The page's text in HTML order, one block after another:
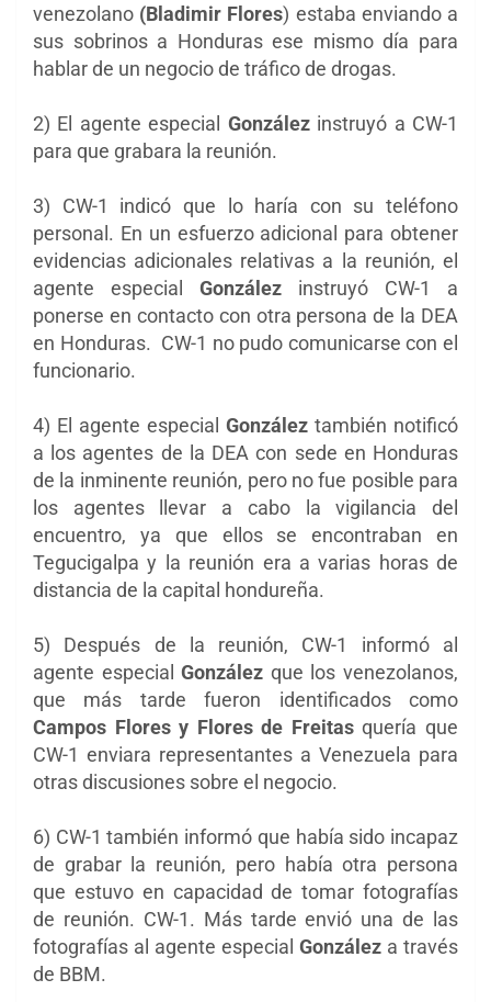
venezolano (Bladimir Flores) estaba enviando a
sus sobrinos a Honduras ese mismo día para
hablar de un negocio de tráfico de drogas.
2) El agente especial Gonzálezinstruyó a CW-1
para que grabara la reunión.
3) CW-1 indicó que lo haría con su teléfono
personal. En un esfuerzo adicional para obtener
evidencias adicionales relativas a la reunión, el
agente especial González instruyó CW-1 a
ponerse en contacto con otra persona de la DEA
en Honduras. CW-1 no pudo comunicarse con el
funcionario.
4) El agente especial González también notificó
a los agentes de la DEA con sede en Honduras
de la inminente reunión, pero no fue posible para
los agentes llevar a cabo la vigilancia del
encuentro, ya que ellos se encontraban en
Tegucigalpa y la reunión era a varias horas de
distancia de la capital hondureña.
5) Después de la reunión, CW-1 informó al
agente especialGonzález que los venezolanos,
que más tarde fueron identificados como
Campos Flores y Flores de Freitasquería que
CW-1 enviara representantes a Venezuela para
otras discusiones sobre el negocio.
6) CW-1 también informó que había sido incapaz
de grabar la reunión, pero había otra persona
que estuvo en capacidad de tomar fotografías
de reunión. CW-1. Más tarde envió una de las
fotografías al agente especial González a través
de BBM.